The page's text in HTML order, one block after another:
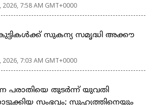
2026, 7:58 AM GMT+0000
സു​ക​ന്യ സ​മൃ​ദ്ധി അ​ക്കൗ​
2026, 7:03 AM GMT+0000
തുടര്‍ന്ന് യുവതി
സംഭവം; സുഹൃത്തിനെയും